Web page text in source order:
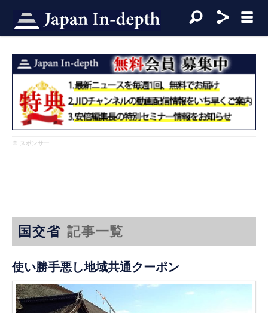
※ スポンサー
国交省 記事一覧
使い勝手悪し地域共通クーポン